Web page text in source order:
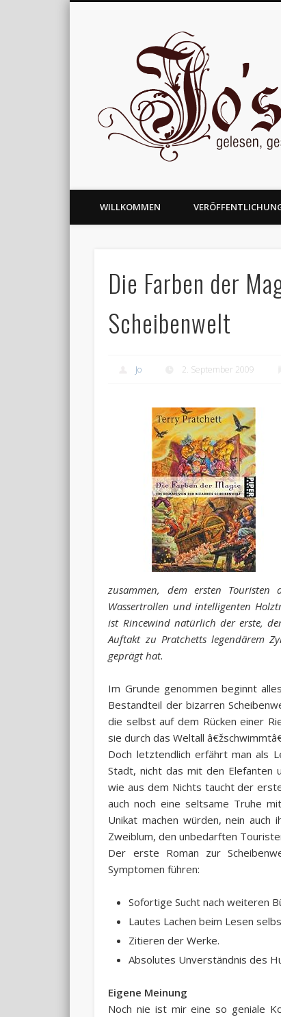
gelesen, geschrieben und nachgedacht
WILLKOMMEN
Die Farben der
Scheibenwelt
Jo 2. September 2009
zusammen, dem ersten Touristen
Wassertrollen und intelligenten
ist Rincewind natürlich der erste,
Auftakt zu Pratchetts legendärem
geprägt hat.
Im Grunde genommen beginnt
Bestandteil der bizarren
die selbst auf dem Rücken einer
sie durch das Weltall
Doch letztendlich erfährt man als
Stadt, nicht das mit den Elefanten
wie aus dem Nichts taucht der
auch noch eine seltsame Truhe
Unikat machen würden, nein auch
Zweiblum, den unbedarften
Der erste Roman zur
Symptomen führen:
Sofortige Sucht nach weiteren
Lautes Lachen beim Lesen
Zitieren der Werke.
Absolutes Unverständnis des
Eigene Meinung
Noch nie ist mir eine so geniale